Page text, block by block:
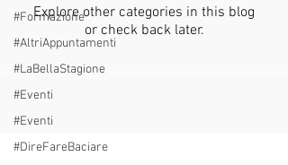
#Formazione
#AltriAppuntamenti
#LaBellaStagione
#Eventi
#Eventi
#DireFareBaciare
Explore other categories in this blog
or check back later.